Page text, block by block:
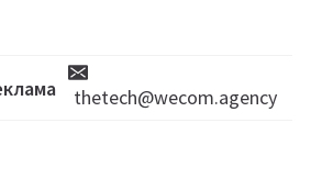
thetech@wecom.agency